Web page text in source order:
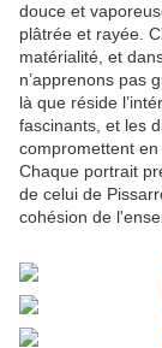
douce et
plâtrée et rayée.
matérialité, et
n’apprenons pas
là que réside
fascinants, et les
compromettent en
Chaque portrait
de celui de
cohésion de